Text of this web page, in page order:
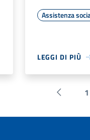
Assistenza
LEGGI DI PIÙ
Pagina
1